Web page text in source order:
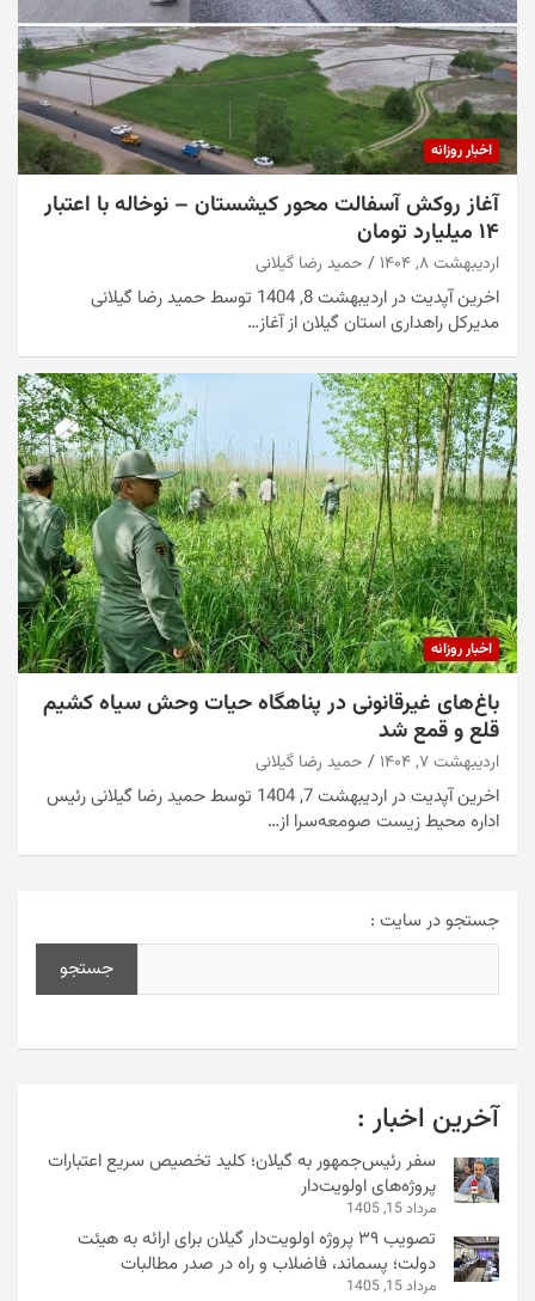
اخبار روزانه
آغاز روکش آسفالت محور کیشستان – نوخاله با اعتبار
۱۴ میلیارد تومان
اردیبهشت ۸, ۱۴۰۴ حمید رضا گیلانی
اخرین آپدیت در اردیبهشت 8, 1404 توسط حمید رضا گیلانی
مدیرکل راهداری استان گیلان از آغاز…
اخبار روزانه
باغ‌های غیرقانونی در پناهگاه حیات وحش سیاه کشیم
قلع و قمع شد
اردیبهشت ۷, ۱۴۰۴ حمید رضا گیلانی
اخرین آپدیت در اردیبهشت 7, 1404 توسط حمید رضا گیلانی رئیس
اداره محیط زیست صومعه‌سرا از…
جستجو در سایت :
جستجو
آخرین اخبار :
سفر رئیس‌جمهور به گیلان؛ کلید تخصیص سریع اعتبارات
پروژه‌های اولویت‌دار
مرداد 15, 1405
تصویب ۳۹ پروژه اولویت‌دار گیلان برای ارائه به هیئت
دولت؛ پسماند، فاضلاب و راه در صدر مطالبات
مرداد 15, 1405